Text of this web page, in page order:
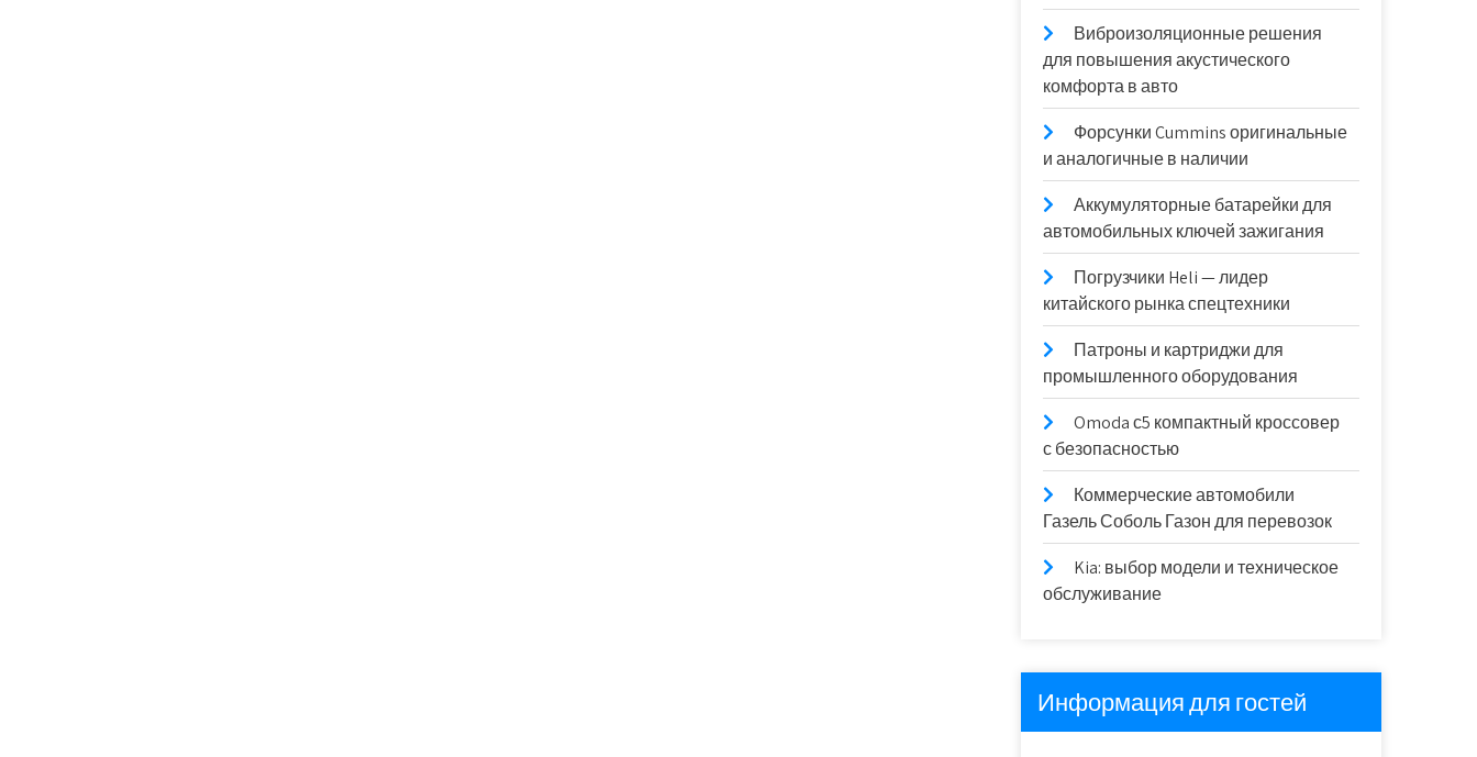
Виброизоляционные решения
для повышения акустического
комфорта в авто
Форсунки Cummins оригинальные
и аналогичные в наличии
Аккумуляторные батарейки для
автомобильных ключей зажигания
Погрузчики Heli — лидер
китайского рынка спецтехники
Патроны и картриджи для
промышленного оборудования
Omoda с5 компактный кроссовер
с безопасностью
Коммерческие автомобили
Газель Соболь Газон для перевозок
Kia: выбор модели и техническое
обслуживание
Информация для гостей